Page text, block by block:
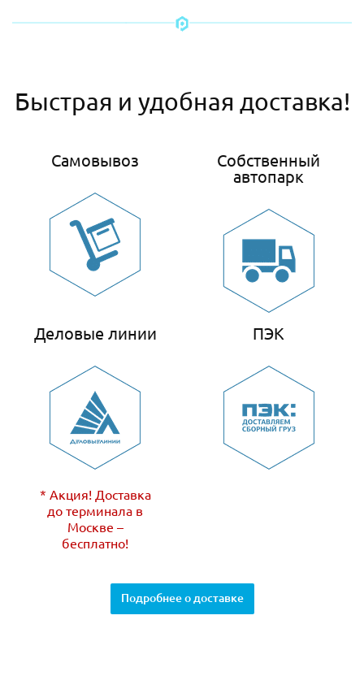
Быстрая и удобная доставка!
Самовывоз
Собственный
автопарк
Деловые линии
* Акция! Доставка
до терминала в
Москве –
бесплатно!
ПЭК
Подробнее о доставке